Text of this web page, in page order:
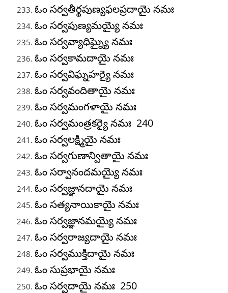
ఓం సర్వతీర్థపుణ్యఫలప్రదాయై నమః
ఓం సర్వపుణ్యమయ్యై నమః
ఓం సర్వవ్యాధిఘ్న్యై నమః
ఓం సర్వకామదాయై నమః
ఓం సర్వవిఘ్నహర్యై నమః
ఓం సర్వవందితాయై నమః
ఓం సర్వమంగళాయై నమః
ఓం సర్వమంత్రకర్యై నమః 240
ఓం సర్వలక్ష్మియై నమః
ఓం సర్వగుణాన్వితాయై నమః
ఓం సర్వానందమయ్యై నమః
ఓం సర్వజ్ఞానదాయై నమః
ఓం సత్యనాయికాయై నమః
ఓం సర్వజ్ఞానమయ్యై నమః
ఓం సర్వరాజ్యదాయై నమః
ఓం సర్వముక్తిదాయై నమః
ఓం సుప్రభాయై నమః
ఓం సర్వదాయై నమః 250